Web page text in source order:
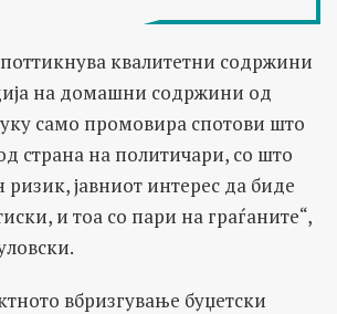
квалитетни содржини
на домашни содржини од
само промовира спотови што
страна на политичари, со што
јавниот интерес да биде
и тоа со пари на граѓаните“,
вбризгување буџетски